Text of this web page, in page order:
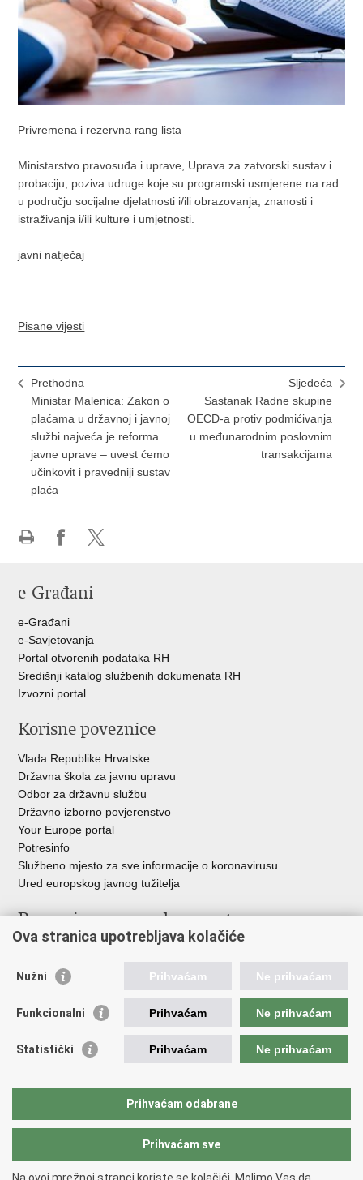
Privremena i rezervna rang lista
Ministarstvo pravosuđa i uprave, Uprava za zatvorski sustav i
probaciju, poziva udruge koje su programski usmjerene na rad
u području socijalne djelatnosti i/ili obrazovanja, znanosti i
istraživanja i/ili kulture i umjetnosti.
javni natječaj
Pisane vijesti
Prethodna
Ministar Malenica: Zakon o
plaćama u državnoj i javnoj
službi najveća je reforma
javne uprave – uvest ćemo
učinkovit i pravedniji sustav
plaća
Sljedeća
Sastanak Radne skupine
OECD-a protiv podmićivanja
u međunarodnim poslovnim
transakcijama
FacebookuTwitteru
e-Građani
e-Građani
e-Savjetovanja
Portal otvorenih podataka RH
Središnji katalog službenih dokumenata RH
Izvozni portal
Korisne poveznice
Vlada Republike Hrvatske
Državna škola za javnu upravu
Odbor za državnu službu
Državno izborno povjerenstvo
Your Europe portal
Potresinfo
Službeno mjesto za sve informacije o koronavirusu
Ured europskog javnog tužitelja
Poveznice pravosudnog sustava
Državno odvjetništvo
Ured za suzbijanje korupcije i organiziranog kriminaliteta
Državnoodvjetničko vijeće
Hrvatska odvjetnička komora
Europski pravosudni portal
Copyright © 2026 Ministarstvo pravosuđa, uprave i digitalne
Ova stranica upotrebljava kolačiće
Nužni Prihvaćam Ne prihvaćam
Funkcionalni Prihvaćam Ne prihvaćam
Statistički Prihvaćam Ne prihvaćam
Prihvaćam odabrane
Prihvaćam sve